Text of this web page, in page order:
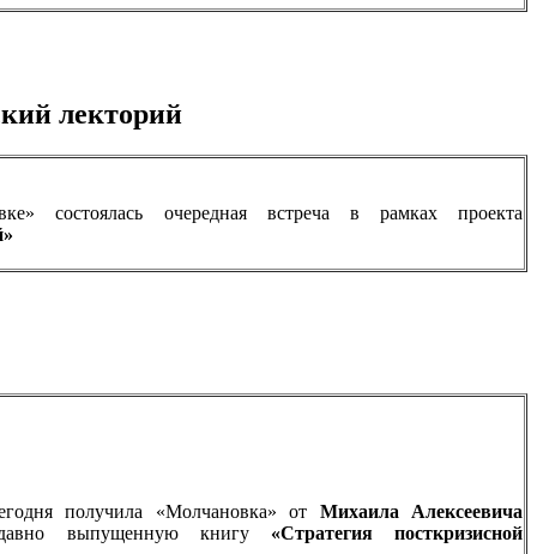
лекторий
состоялась очередная встреча в рамках проекта
получила «Молчановка» от Михаила Алексеевича
выпущенную книгу «Стратегия посткризисной